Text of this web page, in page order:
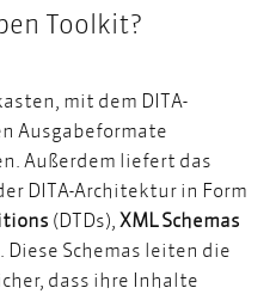
Toolkit?
mit dem DITA-
Ausgabeformate
Außerdem liefert das
DITA-Architektur in Form
(DTDs), XML Schemas
Diese Schemas leiten die
dass ihre Inhalte